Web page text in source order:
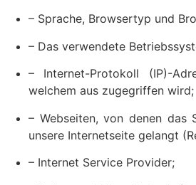
– Sprache, Browsertyp und
– Das verwendete
– Internet-Protokoll (IP)-
welchem aus zugegriffen wird;
– Webseiten, von denen das
unsere Internetseite gelangt
– Internet Service Provider;